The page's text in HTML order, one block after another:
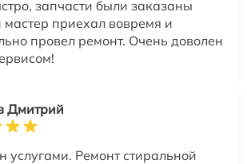
запчасти были заказаны
мастер приехал вовремя и
провел ремонт. Очень доволен
Дмитрий
услугами. Ремонт стиральной